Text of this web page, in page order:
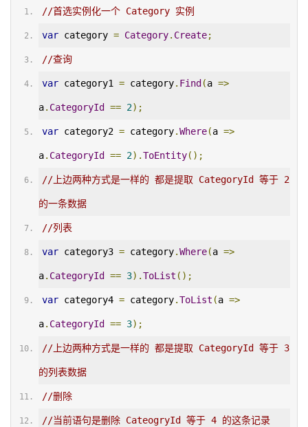
//首选实例化一个 Category 实例
var category = Category. Create;
//查询
var category1 = category. Find (a =>
a. CategoryId == 2);
var category2 = category.Where(a =>
a. CategoryId == 2).ToEntity();
//上边两种方式是一样的 都是提取 CategoryId 等于 2
的一条数据
//列表
var category3 = category.Where(a =>
a. CategoryId == 3).ToList ();
var category4 = category.ToList (a =>
a. CategoryId == 3);
//上边两种方式是一样的 都是提取 CategoryId 等于 3
的列表数据
//删除
//当前语句是删除 CateogryId 等于 4 的这条记录